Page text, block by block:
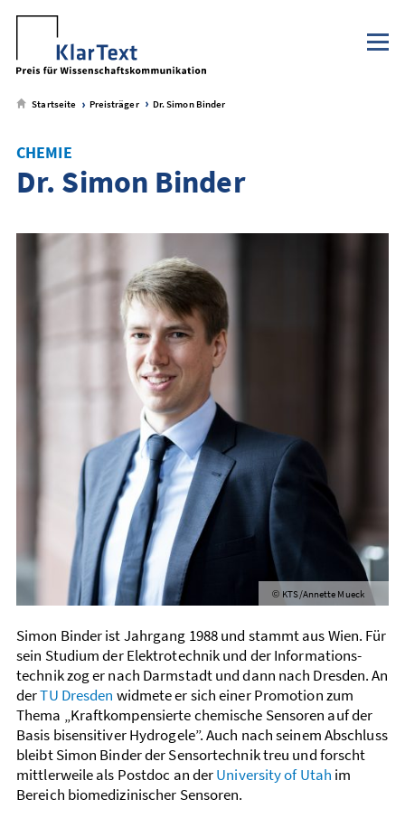
zum
Metamenü
zum
Hauptmenü
zum
Seiteninhalt
zum
Footer-
Menü
Startseite Preisträger Dr. Simon Binder
CHEMIE
Dr. Simon Binder
© KTS/Annette Mueck
Simon Binder ist Jahrgang 1988 und stammt aus Wien. Für
sein Studium der Elektro­­technik und der Informations­
technik zog er nach Darmstadt und dann nach Dresden. An
derTU Dresden widmete er sich einer Promotion zum
Thema „Kraft­kompensierte chemische Sensoren auf der
Basis bisensitiver Hydrogele”. Auch nach seinem Abschluss
bleibt Simon Binder der Sensor­technik treu und forscht
mittler­weile als Postdoc an derUniversity of Utah im
Bereich biomedizinischer Sensoren.